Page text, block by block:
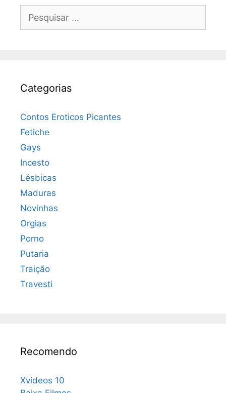
por:
Categorias
Contos Eroticos Picantes
Fetiche
Gays
Incesto
Lésbicas
Maduras
Novinhas
Orgias
Porno
Putaria
Traição
Travesti
Recomendo
Xvideos 10